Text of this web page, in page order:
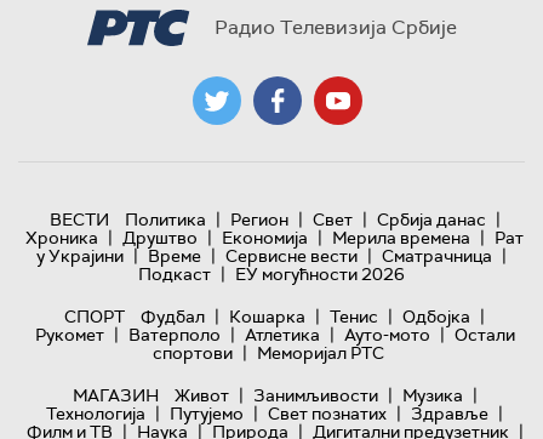
Радио Телевизија Србије
ВЕСТИ Политика | Регион | Свет | Србија данас |
Хроника | Друштво | Економија | Мерила времена | Рат
у Украјини | Време | Сервисне вести | Сматрачница |
Подкаст | ЕУ могућности 2026
СПОРТ
Фудбал | Кошарка | Тенис | Одбојка |
Рукомет | Ватерполо | Атлетика | Ауто-мото | Остали
спортови | Меморијал РТС
МАГАЗИН
Живот | Занимљивости | Музика |
Технологијa | Путујемо | Свет познатих | Здравље |
Филм и ТВ | Наука | Природа | Дигитални предузетник |